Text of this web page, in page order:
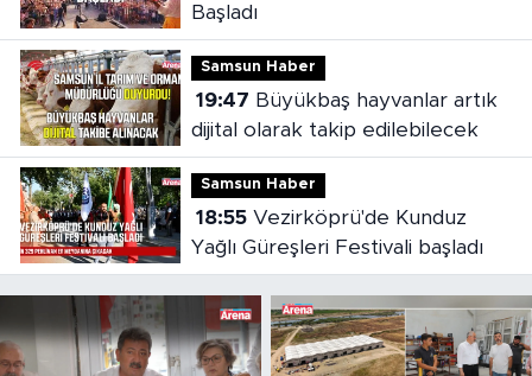
Başladı
Samsun Haber
19:47
dijital olarak takip edilebilecek
Samsun Haber
18:55Vezirköprü'de Kunduz
Yağlı Güreşleri Festivali başladı